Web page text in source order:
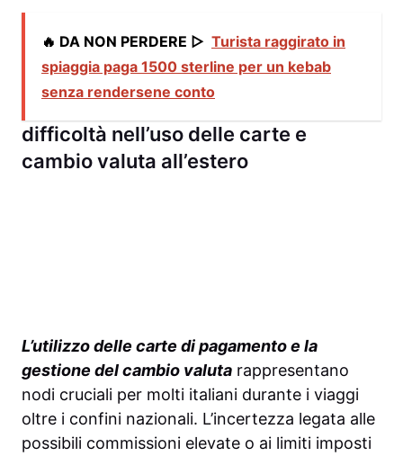
🔥 DA NON PERDERE ▷ Turista raggirato in
spiaggia paga 1500 sterline per un kebab
senza rendersene conto
difficoltà nell’uso delle carte e
cambio valuta all’estero
L’utilizzo delle carte di pagamento e la
gestione del cambio valuta rappresentano
nodi cruciali per molti italiani durante i viaggi
oltre i confini nazionali. L’incertezza legata alle
possibili commissioni elevate o ai limiti imposti